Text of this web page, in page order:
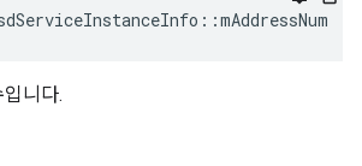
::mAddressNum
니다.